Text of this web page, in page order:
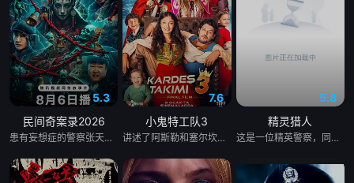
5.3
民间奇案录2026
患有妄想症的警察张天盛遇上一起离奇的神像杀人事件，勘案过程中，牵引出“婴胎报仇”，“娘娘索命”等一连串妖异事件，张天盛虽被种种诡怪幻象阻碍，却坚信这是藏在迷信后的人为诡计，勇于向封建传统宣战，敢于破除流传已久的迷信糟粕，最终，在战胜妄想症的同时，成功还原真相，伸张正义。
7.6
小鬼特工队3
讲述了阿斯勒和塞尔坎在休产假期间接到紧急电话，被迫穿越时空，带着孩子们踏上迄今为止最具挑战性的任务。
5.8
精灵猎人
这是一位精英警察，同时也是精灵猎手。在调查一系列血腥谋杀案的过程中，他面临着来自超自然界的威胁。为了维护两个世界的平衡，他必须与精灵之王展开一场激烈的战斗。